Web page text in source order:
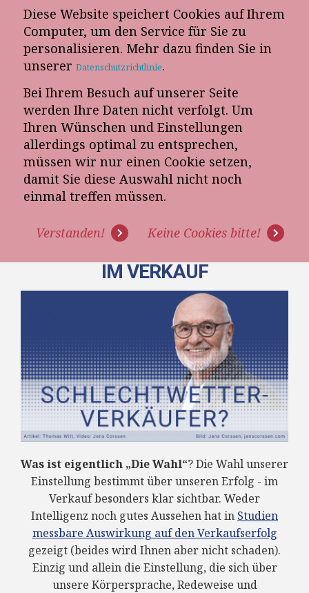
Diese Website speichert Cookies auf Ihrem
Computer, um den Service für Sie zu
personalisieren. Mehr dazu finden Sie in
unserer Datenschutzrichtlinie.
Bei Ihrem Besuch auf unserer Seite
werden Ihre Daten nicht verfolgt. Um
Ihren Wünschen und Einstellungen
allerdings optimal zu entsprechen,
müssen wir nur einen Cookie setzen,
damit Sie diese Auswahl nicht noch
einmal treffen müssen.
Verstanden! Keine Cookies bitte!
E-Mail-Newsletter
Telefon-Termin
[VIDEO] DIE WAHL DER EIGENEN
EINSTELLUNG - DER
WICHTIGSTE ERFOLGSFAKTOR
IM VERKAUF
Was ist eigentlich „Die Wahl“? Die Wahl unserer
Einstellung bestimmt über unseren Erfolg - im
Verkauf besonders klar sichtbar. Weder
Intelligenz noch gutes Aussehen hat in Studien
messbare Auswirkung auf den Verkaufserfolg
gezeigt (beides wird Ihnen aber nicht schaden).
Einzig und allein die Einstellung, die sich über
unsere Körpersprache, Redeweise und